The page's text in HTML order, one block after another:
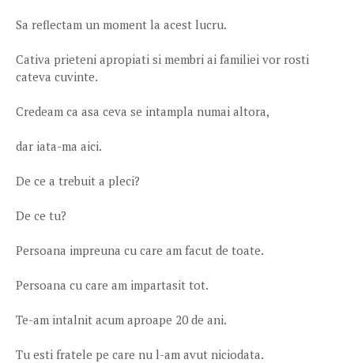
Sa reflectam un moment la acest lucru.
Cativa prieteni apropiati si membri ai familiei vor rosti
cateva cuvinte.
Credeam ca asa ceva se intampla numai altora,
dar iata-ma aici.
De ce a trebuit a pleci?
De ce tu?
Persoana impreuna cu care am facut de toate.
Persoana cu care am impartasit tot.
Te-am intalnit acum aproape 20 de ani.
Tu esti fratele pe care nu l-am avut niciodata.